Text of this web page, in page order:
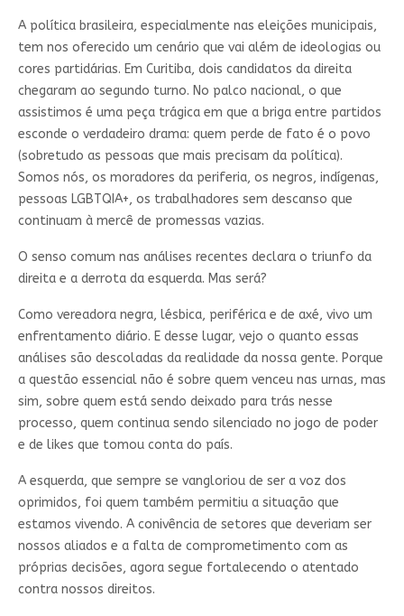
A política brasileira, especialmente nas eleições municipais,
tem nos oferecido um cenário que vai além de ideologias ou
cores partidárias. Em Curitiba, dois candidatos da direita
chegaram ao segundo turno. No palco nacional, o que
assistimos é uma peça trágica em que a briga entre partidos
esconde o verdadeiro drama: quem perde de fato é o povo
(sobretudo as pessoas que mais precisam da política).
Somos nós, os moradores da periferia, os negros, indígenas,
pessoas LGBTQIA+, os trabalhadores sem descanso que
continuam à mercê de promessas vazias.
O senso comum nas análises recentes declara o triunfo da
direita e a derrota da esquerda. Mas será?
Como vereadora negra, lésbica, periférica e de axé, vivo um
enfrentamento diário. E desse lugar, vejo o quanto essas
análises são descoladas da realidade da nossa gente. Porque
a questão essencial não é sobre quem venceu nas urnas, mas
sim, sobre quem está sendo deixado para trás nesse
processo, quem continua sendo silenciado no jogo de poder
e de likes que tomou conta do país.
A esquerda, que sempre se vangloriou de ser a voz dos
oprimidos, foi quem também permitiu a situação que
estamos vivendo. A conivência de setores que deveriam ser
nossos aliados e a falta de comprometimento com as
próprias decisões, agora segue fortalecendo o atentado
contra nossos direitos.